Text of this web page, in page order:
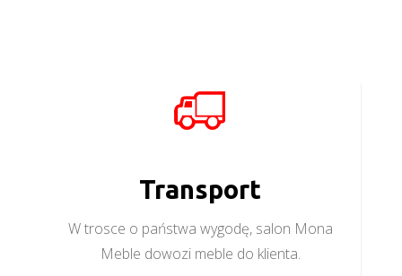
Transport
W trosce o państwa wygodę, salon Mona
Meble dowozi meble do klienta.